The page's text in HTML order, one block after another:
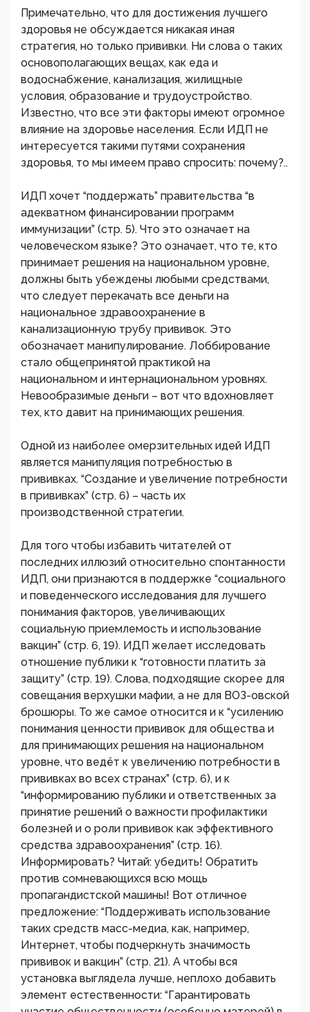
Примечательно, что для достижения лучшего
здоровья не обсуждается никакая иная
стратегия, но только прививки. Ни слова о таких
основополагающих вещах, как еда и
водоснабжение, канализация, жилищные
условия, образование и трудоустройство.
Известно, что все эти факторы имеют огромное
влияние на здоровье населения. Если ИДП не
интересуется такими путями сохранения
здоровья, то мы имеем право спросить: почему?..
ИДП хочет “поддержать” правительства “в
адекватном финансировании программ
иммунизации” (стр. 5). Что это означает на
человеческом языке? Это означает, что те, кто
принимает решения на национальном уровне,
должны быть убеждены любыми средствами,
что следует перекачать все деньги на
национальное здравоохранение в
канализационную трубу прививок. Это
обозначает манипулирование. Лоббирование
стало общепринятой практикой на
национальном и интернациональном уровнях.
Невообразимые деньги – вот что вдохновляет
тех, кто давит на принимающих решения.
Одной из наиболее омерзительных идей ИДП
является манипуляция потребностью в
прививках. “Создание и увеличение потребности
в прививках” (стр. 6) – часть их
производственной стратегии.
Для того чтобы избавить читателей от
последних иллюзий относительно спонтанности
ИДП, они признаются в поддержке “социального
и поведенческого исследования для лучшего
понимания факторов, увеличивающих
социальную приемлемость и использование
вакцин” (стр. 6, 19). ИДП желает исследовать
отношение публики к “готовности платить за
защиту” (стр. 19). Слова, подходящие скорее для
совещания верхушки мафии, а не для ВОЗ-овской
брошюры. То же самое относится и к “усилению
понимания ценности прививок для общества и
для принимающих решения на национальном
уровне, что ведёт к увеличению потребности в
прививках во всех странах” (стр. 6), и к
“информированию публики и ответственных за
принятие решений о важности профилактики
болезней и о роли прививок как эффективного
средства здравоохранения” (стр. 16).
Информировать? Читай: убедить! Обратить
против сомневающихся всю мощь
пропагандистской машины! Вот отличное
предложение: “Поддерживать использование
таких средств масс-медиа, как, например,
Интернет, чтобы подчеркнуть значимость
прививок и вакцин” (стр. 21). А чтобы вся
установка выглядела лучше, неплохо добавить
элемент естественности: “Гарантировать